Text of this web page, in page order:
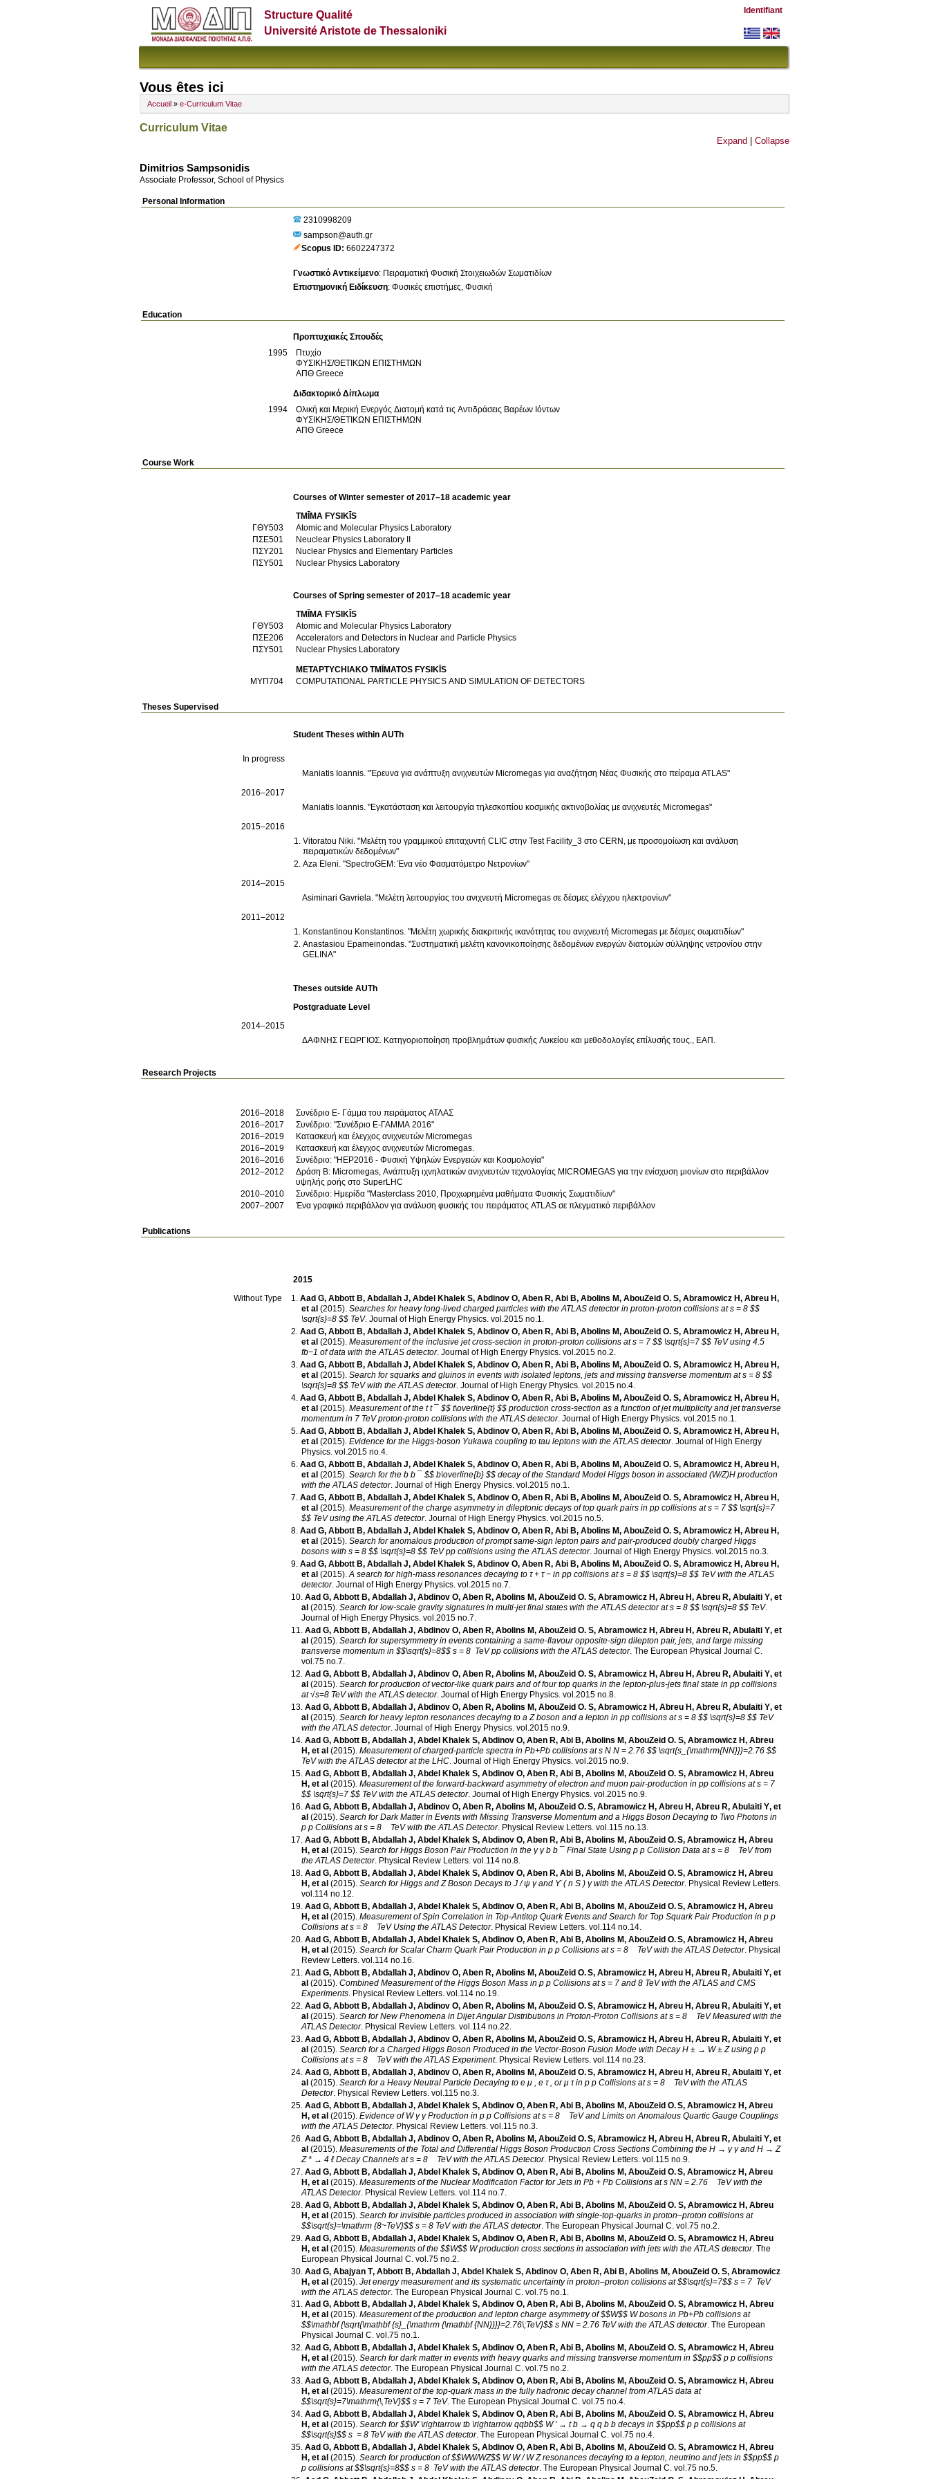
Structure Qualité
Université Aristote de Thessaloniki
Identifiant
Vous êtes ici
Accueil » e-Curriculum Vitae
Curriculum Vitae
Expand Collapse
Dimitrios Sampsonidis
Associate Professor, School of Physics
Personal Information
2310998209
sampson@auth.gr
Scopus ID 6602247372
Γνωστικό Αντικείμενο: Πειραματική Φυσική Στοιχειωδών Σωματιδίων
Επιστημονική Ειδίκευση: Φυσικές επιστήμες Φυσική
Education
Προπτυχιακές Σπουδές
1995
Πτυχίο
ΦΥΣΙΚΗΣ/ΘΕΤΙΚΩΝ ΕΠΙΣΤΗΜΩΝ
ΑΠΘ Greece
Διδακτορικό Δίπλωμα
1994
Ολική και Μερική Ενεργός Διατομή κατά τις Αντιδράσεις Βαρέων Ιόντων
ΦΥΣΙΚΗΣ/ΘΕΤΙΚΩΝ ΕΠΙΣΤΗΜΩΝ
ΑΠΘ Greece
Course Work
Courses of Winter semester of 2017–18 academic year
TMĪMA FYSIKĪS
ΓΘΥ503
Atomic and Molecular Physics Laboratory
ΠΣΕ501
Neuclear Physics Laboratory II
ΠΣΥ201
Nuclear Physics and Elementary Particles
ΠΣΥ501
Nuclear Physics Laboratory
Courses of Spring semester of 2017–18 academic year
TMĪMA FYSIKĪS
ΓΘΥ503
Atomic and Molecular Physics Laboratory
ΠΣΕ206
Accelerators and Detectors in Nuclear and Particle Physics
ΠΣΥ501
Nuclear Physics Laboratory
METAPTYCΗIAKO TMĪMATOS FYSIKĪS
ΜΥΠ704
COMPUTATIONAL PARTICLE PHYSICS AND SIMULATION OF DETECTORS
Theses Supervised
Student Theses within AUTh
In progress
Maniatis Ioannis. "Έρευνα για ανάπτυξη ανιχνευτών Micromegas για αναζήτηση Νέας Φυσικής στο πείραμα ATLAS"
2016–2017
Maniatis Ioannis. "Εγκατάσταση και λειτουργία τηλεσκοπίου κοσμικής ακτινοβολίας με ανιχνευτές Micromegas"
2015–2016
Vitoratou Niki. "Μελέτη του γραμμικού επιταχυντή CLIC στην Test Facility_3 στο CERN, με προσομοίωση και ανάλυση
πειραματικών δεδομένων"
Aza Eleni. "SpectroGEM: Ένα νέο Φασματόμετρο Nετρονίων"
2014–2015
Asiminari Gavriela. "Μελέτη λειτουργίας του ανιχνευτή Micromegas σε δέσμες ελέγχου ηλεκτρονίων"
2011–2012
Konstantinou Konstantinos. "Μελέτη χωρικής διακριτικής ικανότητας του ανιχνευτή Micromegas με δέσμες σωματιδίων"
Anastasiou Epameinondas. "Συστηματική μελέτη κανονικοποίησης δεδομένων ενεργών διατομών σύλληψης νετρονίου στην
GELINA"
Theses outside AUTh
Postgraduate Level
2014–2015
ΔΑΦΝΗΣ ΓΕΩΡΓΙΟΣ Κατηγοριοποίηση προβλημάτων φυσικής Λυκείου και μεθοδολογίες επίλυσής τους., ΕΑΠ
Research Projects
2016–2018
Συνέδριο Ε- Γάμμα του πειράματος ΑΤΛΑΣ
2016–2017
Συνέδριο: "Συνέδριο Ε-ΓΑΜΜΑ 2016"
2016–2019
Κατασκευή και έλεγχος ανιχνευτών Micromegas
2016–2019
Κατασκευή και έλεγχος ανιχνευτών Micromegas.
2016–2016
Συνέδριο: "HEP2016 - Φυσική Υψηλών Ενεργειών και Κοσμολογία"
2012–2012
Δράση Β: Micromegas, Ανάπτυξη ιχνηλατικών ανιχνευτών τεχνολογίας ΜΙCROMEGAS για την ενίσχυση μιονίων στο περιβάλλον
υψηλής ροής στο SuperLHC
2010–2010
Συνέδριο: Ημερίδα "Masterclass 2010, Προχωρημένα μαθήματα Φυσικής Σωματιδίων"
2007–2007
Ένα γραφικό περιβάλλον για ανάλυση φυσικής του πειράματος ATLAS σε πλεγματικό περιβάλλον
Publications
2015
Without Type
Aad G, Abbott B, Abdallah J, Abdel Khalek S, Abdinov O, Aben R, Abi B, Abolins M, AbouZeid O. S, Abramowicz H, Abreu H,
et al (2015). Searches for heavy long-lived charged particles with the ATLAS detector in proton-proton collisions at s = 8 $$
\sqrt{s}=8 $$ TeV. Journal of High Energy Physics. vol.2015 no.1.
Aad G, Abbott B, Abdallah J, Abdel Khalek S, Abdinov O, Aben R, Abi B, Abolins M, AbouZeid O. S, Abramowicz H, Abreu H,
et al (2015). Measurement of the inclusive jet cross-section in proton-proton collisions at s = 7 $$ \sqrt{s}=7 $$ TeV using 4.5
fb−1 of data with the ATLAS detector. Journal of High Energy Physics. vol.2015 no.2.
Aad G, Abbott B, Abdallah J, Abdel Khalek S, Abdinov O, Aben R, Abi B, Abolins M, AbouZeid O. S, Abramowicz H, Abreu H,
et al (2015). Search for squarks and gluinos in events with isolated leptons, jets and missing transverse momentum at s = 8 $$
\sqrt{s}=8 $$ TeV with the ATLAS detector. Journal of High Energy Physics. vol.2015 no.4.
Aad G, Abbott B, Abdallah J, Abdel Khalek S, Abdinov O, Aben R, Abi B, Abolins M, AbouZeid O. S, Abramowicz H, Abreu H,
et al (2015). Measurement of the t t ¯ $$ t\overline{t} $$ production cross-section as a function of jet multiplicity and jet transverse
momentum in 7 TeV proton-proton collisions with the ATLAS detector. Journal of High Energy Physics. vol.2015 no.1.
Aad G, Abbott B, Abdallah J, Abdel Khalek S, Abdinov O, Aben R, Abi B, Abolins M, AbouZeid O. S, Abramowicz H, Abreu H,
et al (2015). Evidence for the Higgs-boson Yukawa coupling to tau leptons with the ATLAS detector. Journal of High Energy
Physics. vol.2015 no.4.
Aad G, Abbott B, Abdallah J, Abdel Khalek S, Abdinov O, Aben R, Abi B, Abolins M, AbouZeid O. S, Abramowicz H, Abreu H,
et al (2015). Search for the b b ¯ $$ b\overline{b} $$ decay of the Standard Model Higgs boson in associated (W/Z)H production
with the ATLAS detector. Journal of High Energy Physics. vol.2015 no.1.
Aad G, Abbott B, Abdallah J, Abdel Khalek S, Abdinov O, Aben R, Abi B, Abolins M, AbouZeid O. S, Abramowicz H, Abreu H,
et al (2015). Measurement of the charge asymmetry in dileptonic decays of top quark pairs in pp collisions at s = 7 $$ \sqrt{s}=7
$$ TeV using the ATLAS detector. Journal of High Energy Physics. vol.2015 no.5.
Aad G, Abbott B, Abdallah J, Abdel Khalek S, Abdinov O, Aben R, Abi B, Abolins M, AbouZeid O. S, Abramowicz H, Abreu H,
et al (2015). Search for anomalous production of prompt same-sign lepton pairs and pair-produced doubly charged Higgs
bosons with s = 8 $$ \sqrt{s}=8 $$ TeV pp collisions using the ATLAS detector. Journal of High Energy Physics. vol.2015 no.3.
Aad G, Abbott B, Abdallah J, Abdel Khalek S, Abdinov O, Aben R, Abi B, Abolins M, AbouZeid O. S, Abramowicz H, Abreu H,
et al (2015).A search for high-mass resonances decaying to τ + τ − in pp collisions at s = 8 $$ \sqrt{s}=8 $$ TeV with the ATLAS
detector. Journal of High Energy Physics. vol.2015 no.7.
Aad G, Abbott B, Abdallah J, Abdinov O, Aben R, Abolins M, AbouZeid O. S, Abramowicz H, Abreu H, Abreu R, Abulaiti Y, et
al (2015). Search for low-scale gravity signatures in multi-jet final states with the ATLAS detector at s = 8 $$ \sqrt{s}=8 $$ TeV.
Journal of High Energy Physics. vol.2015 no.7.
Aad G, Abbott B, Abdallah J, Abdinov O, Aben R, Abolins M, AbouZeid O. S, Abramowicz H, Abreu H, Abreu R, Abulaiti Y, et
al (2015) Search for supersymmetry in events containing a same-flavour opposite-sign dilepton pair, jets, and large missing
transverse momentum in $$\sqrt{s}=8$$ s = 8 TeV pp collisions with the ATLAS detector. The European Physical Journal C
vol.75 no.7
Aad G, Abbott B, Abdallah J, Abdinov O, Aben R, Abolins M, AbouZeid O. S, Abramowicz H, Abreu H, Abreu R, Abulaiti Y, et
al (2015) Search for production of vector-like quark pairs and of four top quarks in the lepton-plus-jets final state in pp collisions
at √s=8 TeV with the ATLAS detector. Journal of High Energy Physics vol.2015 no.8
Aad G, Abbott B, Abdallah J, Abdinov O, Aben R, Abolins M, AbouZeid O. S, Abramowicz H, Abreu H, Abreu R, Abulaiti Y, et
al (2015) Search for heavy lepton resonances decaying to a Z boson and a lepton in pp collisions at s = 8 $$ \sqrt{s}=8 $$ TeV
with the ATLAS detector. Journal of High Energy Physics vol.2015 no.9
Aad G, Abbott B, Abdallah J, Abdel Khalek S, Abdinov O, Aben R, Abi B, Abolins M, AbouZeid O. S, Abramowicz H, Abreu
H, et al (2015) Measurement of charged-particle spectra in Pb+Pb collisions at s N N = 2.76 $$ \sqrt{s_{\mathrm{NN}}}=2.76 $$
TeV with the ATLAS detector at the LHC Journal of High Energy Physics vol.2015 no.9
Aad G, Abbott B, Abdallah J, Abdel Khalek S, Abdinov O, Aben R, Abi B, Abolins M, AbouZeid O. S, Abramowicz H, Abreu
H, et al (2015) Measurement of the forward-backward asymmetry of electron and muon pair-production in pp collisions at s = 7
$$ \sqrt{s}=7 $$ TeV with the ATLAS detector. Journal of High Energy Physics vol.2015 no.9
Aad G, Abbott B, Abdallah J, Abdinov O, Aben R, Abolins M, AbouZeid O. S, Abramowicz H, Abreu H, Abreu R, Abulaiti Y, et
al (2015) Search for Dark Matter in Events with Missing Transverse Momentum and a Higgs Boson Decaying to Two Photons in
p p Collisions at s = 8 TeV with the ATLAS Detector. Physical Review Letters vol.115 no.13
Aad G, Abbott B, Abdallah J, Abdel Khalek S, Abdinov O, Aben R, Abi B, Abolins M, AbouZeid O. S, Abramowicz H, Abreu
H, et al (2015) Search for Higgs Boson Pair Production in the γ γ b b ¯ Final State Using p p Collision Data at s = 8 TeV from
the ATLAS Detector. Physical Review Letters vol.114 no.8
Aad G, Abbott B, Abdallah J, Abdel Khalek S, Abdinov O, Aben R, Abi B, Abolins M, AbouZeid O. S, Abramowicz H, Abreu
H, et al (2015) Search for Higgs and Z Boson Decays to J / ψ γ and ϒ ( n S ) γ with the ATLAS Detector. Physical Review Letters
vol.114 no.12
Aad G, Abbott B, Abdallah J, Abdel Khalek S, Abdinov O, Aben R, Abi B, Abolins M, AbouZeid O. S, Abramowicz H, Abreu
H, et al (2015) Measurement of Spin Correlation in Top-Antitop Quark Events and Search for Top Squark Pair Production in p p
Collisions at s = 8 TeV Using the ATLAS Detector. Physical Review Letters vol.114 no.14
Aad G, Abbott B, Abdallah J, Abdel Khalek S, Abdinov O, Aben R, Abi B, Abolins M, AbouZeid O. S, Abramowicz H, Abreu
H, et al (2015) Search for Scalar Charm Quark Pair Production in p p Collisions at s = 8 TeV with the ATLAS Detector. Physical
Review Letters vol.114 no.16
Aad G, Abbott B, Abdallah J, Abdinov O, Aben R, Abolins M, AbouZeid O. S, Abramowicz H, Abreu H, Abreu R, Abulaiti Y, et
al (2015) Combined Measurement of the Higgs Boson Mass in p p Collisions at s = 7 and 8 TeV with the ATLAS and CMS
Experiments Physical Review Letters vol.114 no.19
Aad G, Abbott B, Abdallah J, Abdinov O, Aben R, Abolins M, AbouZeid O. S, Abramowicz H, Abreu H, Abreu R, Abulaiti Y, et
al (2015) Search for New Phenomena in Dijet Angular Distributions in Proton-Proton Collisions at s = 8 TeV Measured with the
ATLAS Detector. Physical Review Letters vol.114 no.22
Aad G, Abbott B, Abdallah J, Abdinov O, Aben R, Abolins M, AbouZeid O. S, Abramowicz H, Abreu H, Abreu R, Abulaiti Y, et
al (2015) Search for a Charged Higgs Boson Produced in the Vector-Boson Fusion Mode with Decay H ± → W ± Z using p p
Collisions at s = 8 TeV with the ATLAS Experiment. Physical Review Letters vol.114 no.23
Aad G, Abbott B, Abdallah J, Abdinov O, Aben R, Abolins M, AbouZeid O. S, Abramowicz H, Abreu H, Abreu R, Abulaiti Y, et
al (2015) Search for a Heavy Neutral Particle Decaying to e μ , e τ , or μ τ in p p Collisions at s = 8 TeV with the ATLAS
Detector. Physical Review Letters vol.115 no.3
Aad G, Abbott B, Abdallah J, Abdel Khalek S, Abdinov O, Aben R, Abi B, Abolins M, AbouZeid O. S, Abramowicz H, Abreu
H, et al (2015) Evidence of W γ γ Production in p p Collisions at s = 8 TeV and Limits on Anomalous Quartic Gauge Couplings
with the ATLAS Detector. Physical Review Letters vol.115 no.3
Aad G, Abbott B, Abdallah J, Abdinov O, Aben R, Abolins M, AbouZeid O. S, Abramowicz H, Abreu H, Abreu R, Abulaiti Y, et
al (2015) Measurements of the Total and Differential Higgs Boson Production Cross Sections Combining the H → γ γ and H → Z
Z * → 4 ℓ Decay Channels at s = 8 TeV with the ATLAS Detector. Physical Review Letters vol.115 no.9
Aad G, Abbott B, Abdallah J, Abdel Khalek S, Abdinov O, Aben R, Abi B, Abolins M, AbouZeid O. S, Abramowicz H, Abreu
H, et al (2015) Measurements of the Nuclear Modification Factor for Jets in Pb + Pb Collisions at s NN = 2.76 TeV with the
ATLAS Detector. Physical Review Letters vol.114 no.7
Aad G, Abbott B, Abdallah J, Abdel Khalek S, Abdinov O, Aben R, Abi B, Abolins M, AbouZeid O. S, Abramowicz H, Abreu
H, et al (2015) Search for invisible particles produced in association with single-top-quarks in proton–proton collisions at
$$\sqrt{s}=\mathrm {8~TeV}$$ s = 8 TeV with the ATLAS detector. The European Physical Journal C vol.75 no.2
Aad G, Abbott B, Abdallah J, Abdel Khalek S, Abdinov O, Aben R, Abi B, Abolins M, AbouZeid O. S, Abramowicz H, Abreu
H, et al (2015) Measurements of the $$W$$ W production cross sections in association with jets with the ATLAS detector. The
European Physical Journal C vol.75 no.2
Aad G, Abajyan T, Abbott B, Abdallah J, Abdel Khalek S, Abdinov O, Aben R, Abi B, Abolins M, AbouZeid O. S, Abramowicz
H, et al (2015) Jet energy measurement and its systematic uncertainty in proton–proton collisions at $$\sqrt{s}=7$$ s = 7 TeV
with the ATLAS detector. The European Physical Journal C vol.75 no.1
Aad G, Abbott B, Abdallah J, Abdel Khalek S, Abdinov O, Aben R, Abi B, Abolins M, AbouZeid O. S, Abramowicz H, Abreu
H, et al (2015). Measurement of the production and lepton charge asymmetry of $$W$$ W bosons in Pb+Pb collisions at
$$\mathbf {\sqrt{\mathbf {s}_{\mathrm {\mathbf {NN}}}}=2.76\;TeV}$$ s NN = 2.76 TeV with the ATLAS detector. The European
Physical Journal C. vol.75 no.1.
Aad G, Abbott B, Abdallah J, Abdel Khalek S, Abdinov O, Aben R, Abi B, Abolins M, AbouZeid O. S, Abramowicz H, Abreu
H, et al (2015). Search for dark matter in events with heavy quarks and missing transverse momentum in $$pp$$ p p collisions
with the ATLAS detector. The European Physical Journal C. vol.75 no.2.
Aad G, Abbott B, Abdallah J, Abdel Khalek S, Abdinov O, Aben R, Abi B, Abolins M, AbouZeid O. S, Abramowicz H, Abreu
H, et al (2015). Measurement of the top-quark mass in the fully hadronic decay channel from ATLAS data at
$$\sqrt{s}=7\mathrm{\,TeV}$$ s = 7 TeV. The European Physical Journal C. vol.75 no.4.
Aad G, Abbott B, Abdallah J, Abdel Khalek S, Abdinov O, Aben R, Abi B, Abolins M, AbouZeid O. S, Abramowicz H, Abreu
H, et al (2015). Search for $$W' \rightarrow tb \rightarrow qqbb$$ W ′ → t b → q q b b decays in $$pp$$ p p collisions at
$$\sqrt{s}$$ s = 8 TeV with the ATLAS detector. The European Physical Journal C. vol.75 no.4.
Aad G, Abbott B, Abdallah J, Abdel Khalek S, Abdinov O, Aben R, Abi B, Abolins M, AbouZeid O. S, Abramowicz H, Abreu
H, et al (2015). Search for production of $$WW/WZ$$ W W / W Z resonances decaying to a lepton, neutrino and jets in $$pp$$ p
p collisions at $$\sqrt{s}=8$$ s = 8 TeV with the ATLAS detector. The European Physical Journal C. vol.75 no.5.